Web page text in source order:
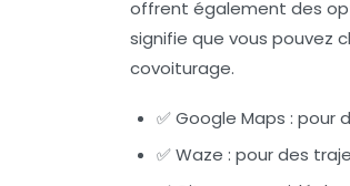
offrent également des
signifie que vous pouvez
covoiturage.
✅ Google Maps :
✅ Waze : pour des